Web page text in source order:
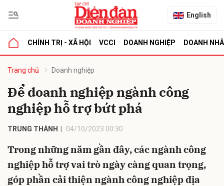
English
CHÍNH TRỊ - XÃ HỘI VCCI DOANH NGHIỆP DOANH
Trang chủ Doanh nghiệp
Để doanh nghiệp ngành công
nghiệp hỗ trợ bứt phá
TRUNG THÀNH 04/10/2023 00:30
Trong những năm gần đây, các ngành công
nghiệp hỗ trợ vai trò ngày càng quan trọng,
góp phần cải thiện ngành công nghiệp địa
luận
Hủy